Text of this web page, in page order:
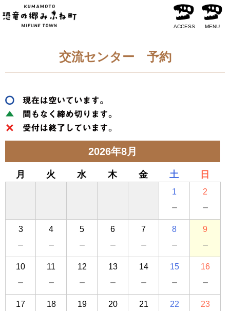
ACCESS MENU
交流センター 予約
2026年8月
月 火 水 木 金 土 日
1
－
2
－
3
－
4
－
5
－
6
－
7
－
8
－
9
－
10
－
11
－
12
－
13
－
14
－
15
－
16
－
17 18 19 20 21 22 23